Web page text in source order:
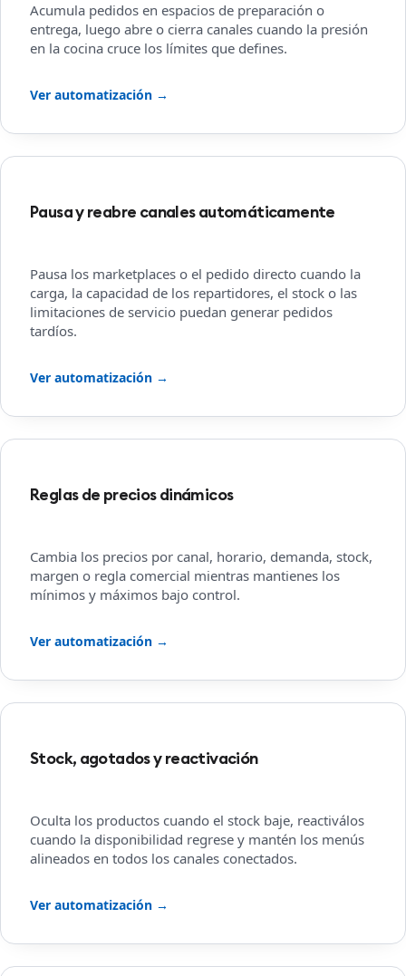
Acumula pedidos en espacios de preparación o
entrega, luego abre o cierra canales cuando la presión
en la cocina cruce los límites que defines.
Ver automatización →
Pausa y reabre canales automáticamente
Pausa los marketplaces o el pedido directo cuando la
carga, la capacidad de los repartidores, el stock o las
limitaciones de servicio puedan generar pedidos
tardíos.
Ver automatización →
Reglas de precios dinámicos
Cambia los precios por canal, horario, demanda, stock,
margen o regla comercial mientras mantienes los
mínimos y máximos bajo control.
Ver automatización →
Stock, agotados y reactivación
Oculta los productos cuando el stock baje, reactiválos
cuando la disponibilidad regrese y mantén los menús
alineados en todos los canales conectados.
Ver automatización →